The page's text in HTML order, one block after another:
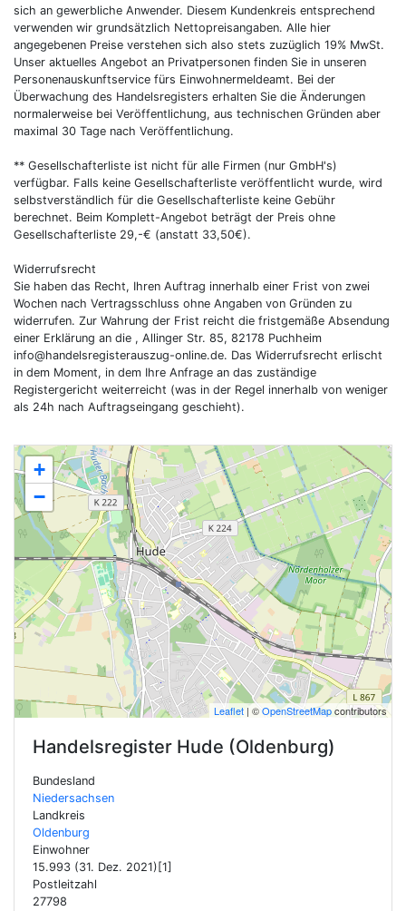
+
−
Leaflet | ©OpenStreetMapcontributors
Handelsregister Hude (Oldenburg)
Bundesland
Niedersachsen
Landkreis
Oldenburg
Einwohner
15.993 (31. Dez. 2021)[1]
Postleitzahl
27798
sich an gewerbliche Anwender. Diesem Kundenkreis entsprechend
verwenden wir grundsätzlich Nettopreisangaben. Alle hier
angegebenen Preise verstehen sich also stets zuzüglich 19% MwSt.
Unser aktuelles Angebot an Privatpersonen finden Sie in unseren
Personenauskunftservice fürs Einwohnermeldeamt. Bei der
Überwachung des Handelsregisters erhalten Sie die Änderungen
normalerweise bei Veröffentlichung, aus technischen Gründen aber
maximal 30 Tage nach Veröffentlichung.
** Gesellschafterliste ist nicht für alle Firmen (nur GmbH's)
verfügbar. Falls keine Gesellschafterliste veröffentlicht wurde, wird
selbstverständlich für die Gesellschafterliste keine Gebühr
berechnet. Beim Komplett-Angebot beträgt der Preis ohne
Gesellschafterliste 29,-€ (anstatt 33,50€).
Widerrufsrecht
Sie haben das Recht, Ihren Auftrag innerhalb einer Frist von zwei
Wochen nach Vertragsschluss ohne Angaben von Gründen zu
widerrufen. Zur Wahrung der Frist reicht die fristgemäße Absendung
einer Erklärung an die , Allinger Str. 85, 82178 Puchheim
info@handelsregisterauszug-online.de. Das Widerrufsrecht erlischt
in dem Moment, in dem Ihre Anfrage an das zuständige
Registergericht weiterreicht (was in der Regel innerhalb von weniger
als 24h nach Auftragseingang geschieht).